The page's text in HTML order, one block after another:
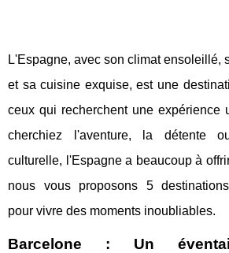
L'Espagne, avec son climat ensoleillé,
et sa cuisine exquise, est une
ceux qui recherchent une expérience
cherchiez l'aventure, la détente
culturelle, l'Espagne a beaucoup à
nous vous proposons 5
pour vivre des moments inoubliables.
Barcelone : Un